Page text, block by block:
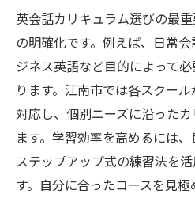
英会話カリキュラム選びの最
の明確化です。例えば、日常
ジネス英語など目的によって
ります。江南市では各スクー
対応し、個別ニーズに沿った
ます。学習効率を高めるには
ステップアップ式の練習法を
す。自分に合ったコースを見